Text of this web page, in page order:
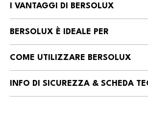
I VANTAGGI DI BERSOLUX
BERSOLUX È IDEALE PER
COME UTILIZZARE BERSOLUX
INFO DI SICUREZZA & SCHEDA